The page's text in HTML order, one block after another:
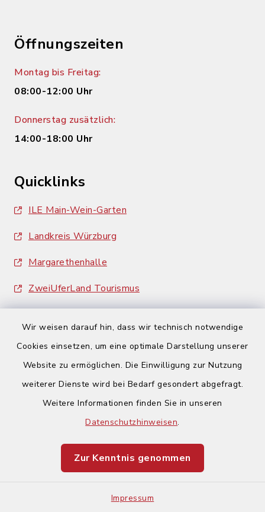
Wir weisen darauf hin, dass wir technisch notwendige
Cookies einsetzen, um eine optimale Darstellung unserer
Website zu ermöglichen. Die Einwilligung zur Nutzung
weiterer Dienste wird bei Bedarf gesondert abgefragt.
Weitere Informationen finden Sie in unseren
Datenschutzhinweisen.
Zur Kenntnis genommen
Impressum
Öffnungszeiten
Montag bis Freitag:
08:00-12:00 Uhr
Donnerstag zusätzlich:
14:00-18:00 Uhr
Quicklinks
ILE Main-Wein-Garten
Landkreis Würzburg
Margarethenhalle
ZweiUferLand Tourismus
Barrierefreiheit
Impressum
Sitemap